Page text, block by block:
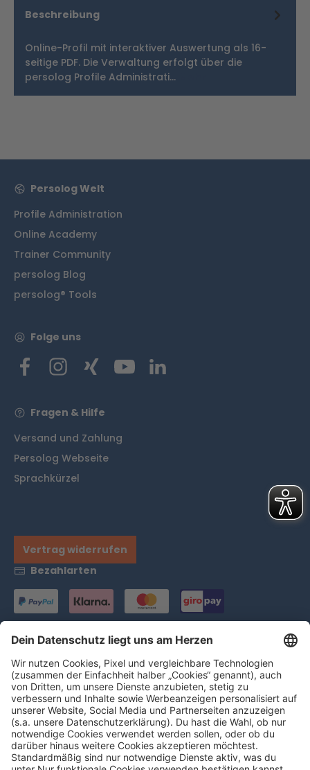
Beschreibung
Online-Profil mit interaktiver Auswertung als 16-
seitige PDF. Die Verwaltung erfolgt über die
persolog Profile Administrati…
Persolog Welt
Profile Administration
Online Academy
Trainer Community
persolog Blog
persolog® Tools
Folge uns
Fragen & Hilfe
Versand und Zahlung
Persolog Webseite
Sprachkürzel
Vertrag widerrufen
Bezahlarten
Versand
* Alle Preise inklusive gesetzlicher Mehrwertsteuer zzgl.
Versandkostenund ggf. Nachnahmegebühren, wenn
nicht anders angegeben.